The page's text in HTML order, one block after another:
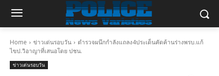
Home ข่าวเด่นรอบวัน
ตำรวจผนึกกำลังแถลง4ประเด็นคัดค้านร่างพรบ.แก้
ไขป.วิอาญาที่เสนอโดย ปชน.
ข่าวเด่นรอบวัน